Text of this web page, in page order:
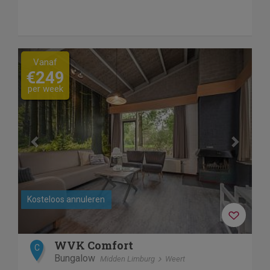
Previous
Kosteloos annuleren
Vanaf
€249
per week
C WVK Comfort
Bungalow Midden Limburg Weert